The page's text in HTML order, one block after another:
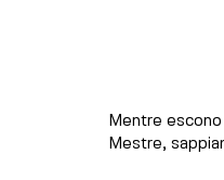
Mentre
Mestre,